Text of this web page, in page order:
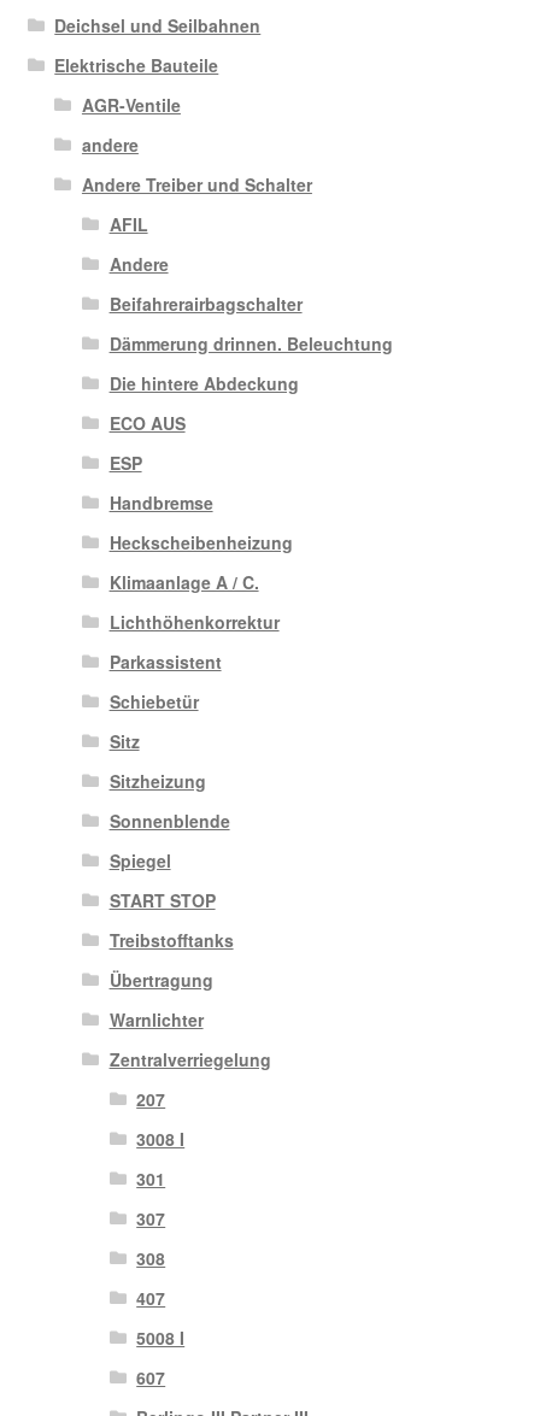
Deichsel und Seilbahnen
Elektrische Bauteile
AGR-Ventile
andere
Andere Treiber und Schalter
AFIL
Andere
Beifahrerairbagschalter
Dämmerung drinnen. Beleuchtung
Die hintere Abdeckung
ECO AUS
ESP
Handbremse
Heckscheibenheizung
Klimaanlage A / C.
Lichthöhenkorrektur
Parkassistent
Schiebetür
Sitz
Sitzheizung
Sonnenblende
Spiegel
START STOP
Treibstofftanks
Übertragung
Warnlichter
Zentralverriegelung
207
3008 I
301
307
308
407
5008 I
607